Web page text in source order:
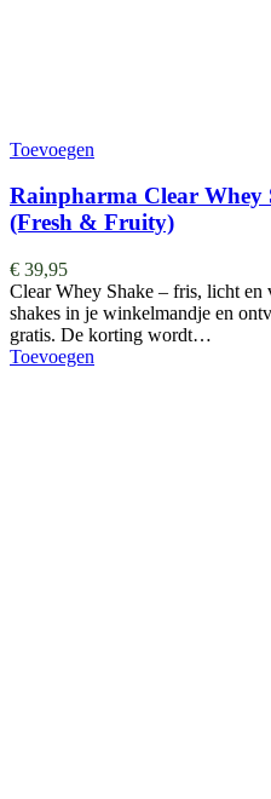
Toevoegen
Rainpharma Clear Whey
(Fresh & Fruity)
€ 39,95
Clear Whey Shake – fris, licht en
shakes in je winkelmandje en
gratis. De korting wordt…
Toevoegen